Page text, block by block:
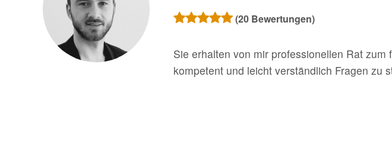
(20 Bewertungen)
Sie erhalten von mir professionellen Rat
kompetent und leicht verständlich Fragen zu